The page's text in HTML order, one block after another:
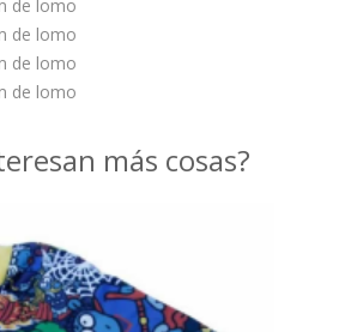
de lomo
de lomo
de lomo
de lomo
más cosas?